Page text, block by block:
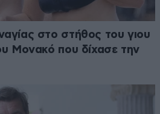
στο στήθος του γιου
Μονακό που δίχασε την